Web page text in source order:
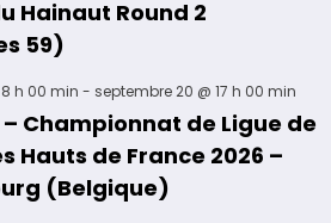
Hainaut Round 2
59)
8 h 00 min - septembre 20 @ 17 h 00 min
Championnat de Ligue de
Hauts de France 2026 –
(Belgique)